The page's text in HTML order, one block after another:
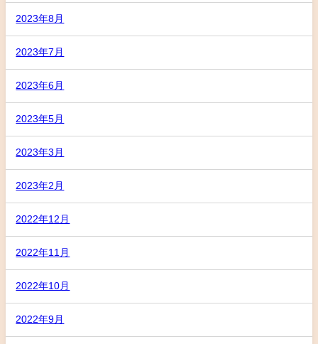
2023年8月
2023年7月
2023年6月
2023年5月
2023年3月
2023年2月
2022年12月
2022年11月
2022年10月
2022年9月